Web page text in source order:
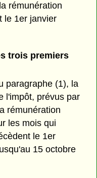
rémunération
le 1er janvier
trois premiers
paragraphe (1), la
l'impôt, prévus par
rémunération
les mois qui
le 1er
15 octobre